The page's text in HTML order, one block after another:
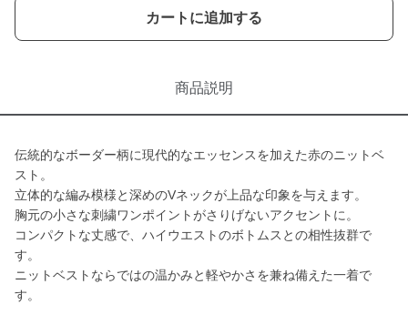
カートに追加する
商品説明
伝統的なボーダー柄に現代的なエッセンスを加えた赤のニットベ
スト。
立体的な編み模様と深めのVネックが上品な印象を与えます。
胸元の小さな刺繍ワンポイントがさりげないアクセントに。
コンパクトな丈感で、ハイウエストのボトムスとの相性抜群で
す。
ニットベストならではの温かみと軽やかさを兼ね備えた一着で
す。